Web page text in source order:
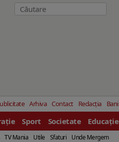
Arhiva Contact Redacția
Sport Societate Educație
TV Mania Utile Sfaturi Unde Mergem